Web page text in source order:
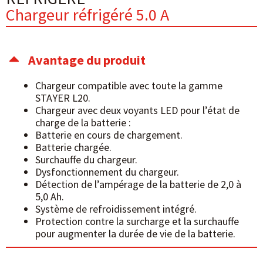
Chargeur réfrigéré 5.0 A
Avantage du produit
Chargeur compatible avec toute la gamme
STAYER L20.
Chargeur avec deux voyants LED pour l’état de
charge de la batterie :
Batterie en cours de chargement.
Batterie chargée.
Surchauffe du chargeur.
Dysfonctionnement du chargeur.
Détection de l’ampérage de la batterie de 2,0 à
5,0 Ah.
Système de refroidissement intégré.
Protection contre la surcharge et la surchauffe
pour augmenter la durée de vie de la batterie.